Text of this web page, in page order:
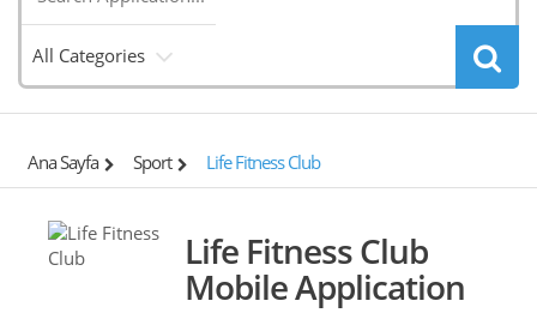
All Categories
Ana Sayfa Sport Life Fitness Club
Life Fitness Club
Mobile Application